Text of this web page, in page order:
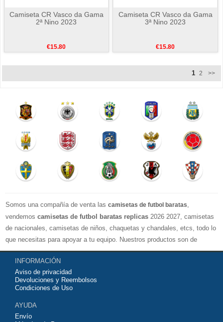
Camiseta CR Vasco da Gama
2ª Nino 2023
€15.80
Camiseta CR Vasco da Gama
3ª Nino 2023
€15.80
1 2 >>
Somos una compañía de venta las camisetas de futbol baratas,
vendemos camisetas de futbol baratas replicas 2026 2027, camisetas
de nacionales, camisetas de niños, chaquetas y chandales, etcs, todo lo
que necesitas para apoyar a tu equipo. Nuestros productos son de
exelente calidad y buen precio. Espero que usted puede estar satisfecho,
Agradecemos sus comentarios y sugerencias.
INFORMACIÓN
Aviso de privacidad
Devoluciones y Reembolsos
Condiciones de Uso
AYUDA
Envío